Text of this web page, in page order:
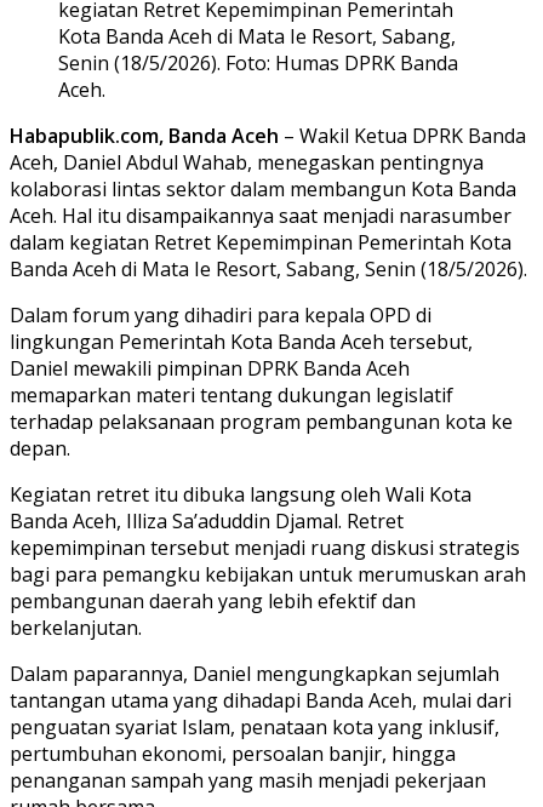
kegiatan Retret Kepemimpinan Pemerintah
Kota Banda Aceh di Mata Ie Resort, Sabang,
Senin (18/5/2026). Foto: Humas DPRK Banda
Aceh.
Habapublik.com, Banda Aceh – Wakil Ketua DPRK Banda
Aceh, Daniel Abdul Wahab, menegaskan pentingnya
kolaborasi lintas sektor dalam membangun Kota Banda
Aceh. Hal itu disampaikannya saat menjadi narasumber
dalam kegiatan Retret Kepemimpinan Pemerintah Kota
Banda Aceh di Mata Ie Resort, Sabang, Senin (18/5/2026).
Dalam forum yang dihadiri para kepala OPD di
lingkungan Pemerintah Kota Banda Aceh tersebut,
Daniel mewakili pimpinan DPRK Banda Aceh
memaparkan materi tentang dukungan legislatif
terhadap pelaksanaan program pembangunan kota ke
depan.
Kegiatan retret itu dibuka langsung oleh Wali Kota
Banda Aceh, Illiza Sa’aduddin Djamal. Retret
kepemimpinan tersebut menjadi ruang diskusi strategis
bagi para pemangku kebijakan untuk merumuskan arah
pembangunan daerah yang lebih efektif dan
berkelanjutan.
Dalam paparannya, Daniel mengungkapkan sejumlah
tantangan utama yang dihadapi Banda Aceh, mulai dari
penguatan syariat Islam, penataan kota yang inklusif,
pertumbuhan ekonomi, persoalan banjir, hingga
penanganan sampah yang masih menjadi pekerjaan